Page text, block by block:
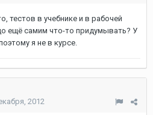
тестов в учебнике и в рабочей
ещё самим что-то придумывать? У
я не в курсе.
2012